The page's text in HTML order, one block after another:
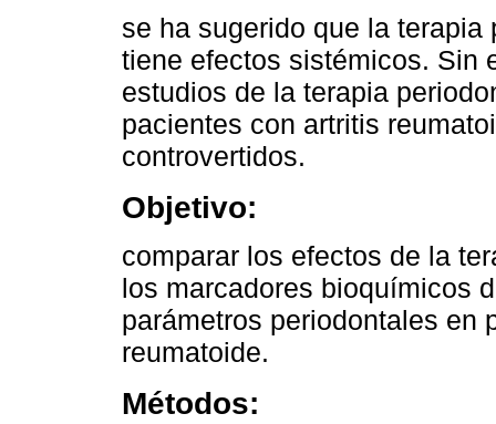
se ha sugerido que la terapia
tiene efectos sistémicos. Sin
estudios de la terapia
pacientes con artritis
controvertidos.
Objetivo:
comparar los efectos de la
los marcadores bioquímicos
parámetros periodontales en
reumatoide.
Métodos: